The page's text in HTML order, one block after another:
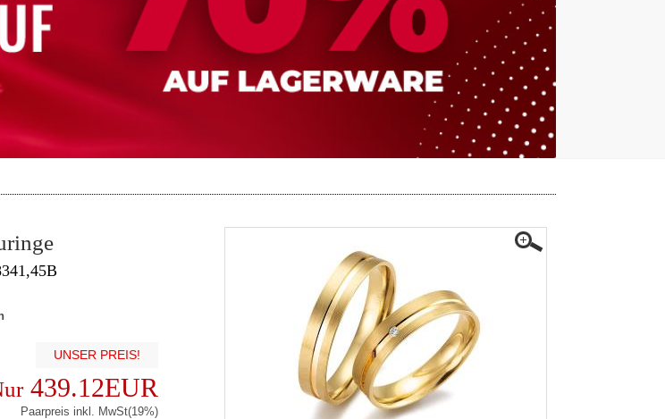
UNSER PREIS!
439.12EUR
Paarpreis inkl. MwSt(19%)